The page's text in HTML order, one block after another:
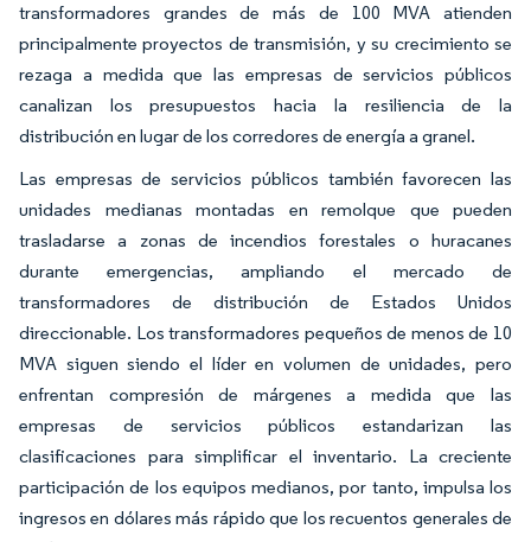
transformadores grandes de más de 100 MVA atienden
principalmente proyectos de transmisión, y su crecimiento se
rezaga a medida que las empresas de servicios públicos
canalizan los presupuestos hacia la resiliencia de la
distribución en lugar de los corredores de energía a granel.
Las empresas de servicios públicos también favorecen las
unidades medianas montadas en remolque que pueden
trasladarse a zonas de incendios forestales o huracanes
durante emergencias, ampliando el mercado de
transformadores de distribución de Estados Unidos
direccionable. Los transformadores pequeños de menos de 10
MVA siguen siendo el líder en volumen de unidades, pero
enfrentan compresión de márgenes a medida que las
empresas de servicios públicos estandarizan las
clasificaciones para simplificar el inventario. La creciente
participación de los equipos medianos, por tanto, impulsa los
ingresos en dólares más rápido que los recuentos generales de